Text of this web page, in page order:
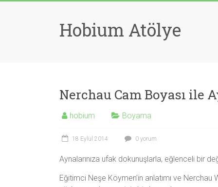
Hobium Atölye
Nerchau Cam Boyası ile
hobium Boyama
18 Eylül 2014 0 yorum
Aynalarınıza ufak dokunuşlarla, eğlenceli bir
Eğitimci Neşe Köymen’in anlatımı ve